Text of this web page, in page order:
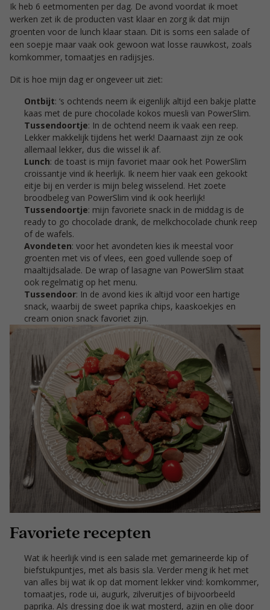
Ik heb 6 eetmomenten per dag. De avond voordat ik moet
werken zet ik de producten vast klaar en zorg ik dat mijn
groenten voor de lunch klaar staan. Dit is soms een salade of
een soepje maar vaak ook gewoon wat losse rauwkost, zoals
komkommer, tomaatjes en radijsjes.
Dit is hoe mijn dag er ongeveer uit ziet:
Ontbijt: ‘s ochtends neem ik eigenlijk altijd een bakje platte
kaas met de pure chocolade kokos muesli van PowerSlim.
Tussendoortje: In de ochtend neem ik vaak een reep.
Lekker makkelijk tijdens het werk! Daarnaast zijn ze ook
allemaal lekker, dus die wissel ik af.
Lunch: de toast is mijn favoriet maar ook het PowerSlim
croissantje vind ik heerlijk. Ik neem hier vaak een gekookt
eitje bij en verder is mijn beleg wisselend. Het zoete
broodbeleg van PowerSlim vind ik ook heerlijk!
Tussendoortje: mijn favoriete snack in de middag is de
ready to go chocolade drank, de melkchocolade chunk reep
of de wafels.
Avondeten: voor het avondeten kies ik meestal voor
groenten met vis of vlees, een goed vullende soep of
maaltijdsalade. De wrap of lasagne van PowerSlim staat
ook regelmatig op het menu.
Tussendoor: In de avond kies ik altijd voor een hartige
snack, waarbij de sweet paprika chips, kaaskoekjes en
cream onion snack favoriet zijn.
Favoriete recepten
Wat ik heerlijk vind is een salade met gemarineerde kip of
biefstukpuntjes, met als basis sla. Verder meng ik het met
van alles bij wat ik op dat moment lekker vind: komkommer,
tomaatjes, rode ui, augurk, zilveruitjes of bijvoorbeeld
paprika. Als dressing doe ik wat mosterd, azijn en olie door